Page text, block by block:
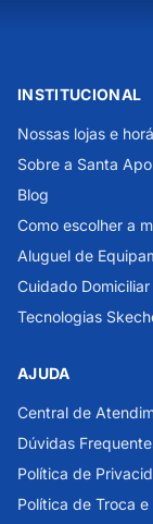
INSTITUCIONAL
Nossas lojas e
Sobre a Santa
Blog
Como escolher a
Aluguel de
Cuidado Domiciliar
Tecnologias
AJUDA
Central de
Dúvidas
Política de
Política de Troca